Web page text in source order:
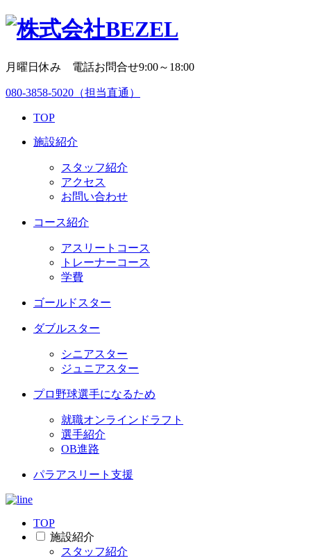
月曜日休み 電話お問合せ9:00～18:00
080-3858-5020 （担当直通）
TOP
施設紹介
スタッフ紹介
アクセス
お問い合わせ
コース紹介
アスリートコース
トレーナーコース
学費
ゴールドスター
ダブルスター
シニアスター
ジュニアスター
プロ野球選手になるため
就職オンラインドラフト
選手紹介
OB進路
パラアスリート支援
TOP
施設紹介
スタッフ紹介